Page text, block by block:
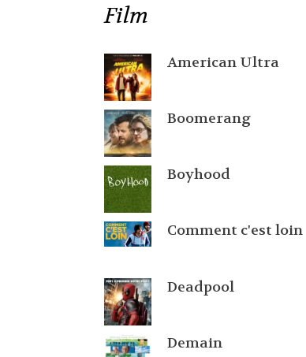
Film
American Ultra
Boomerang
Boyhood
Comment c'est loin
Deadpool
Demain